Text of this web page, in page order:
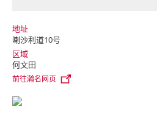
地址
喇沙利道10号
区域
何文田
前往瀚名网页